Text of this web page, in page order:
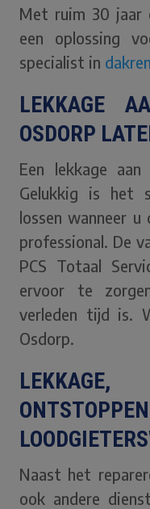
Met ruim 30 jaar
een oplossing
specialist in
LEKKAGE
OSDORP
Een lekkage
Gelukkig is het
lossen wanneer
professional. De
PCS Totaal
ervoor te
verleden tijd is.
Osdorp.
Naast het
ook andere